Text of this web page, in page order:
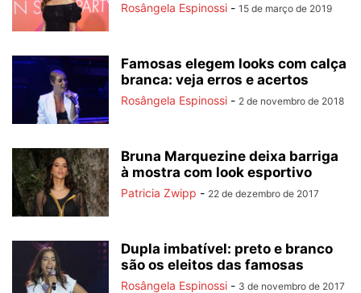
Rosângela Espinossi - 15 de março de 2019
Famosas elegem looks com calça
branca: veja erros e acertos
Rosângela Espinossi - 2 de novembro de 2018
Bruna Marquezine deixa barriga
à mostra com look esportivo
Patricia Zwipp - 22 de dezembro de 2017
Dupla imbatível: preto e branco
são os eleitos das famosas
Rosângela Espinossi - 3 de novembro de 2017